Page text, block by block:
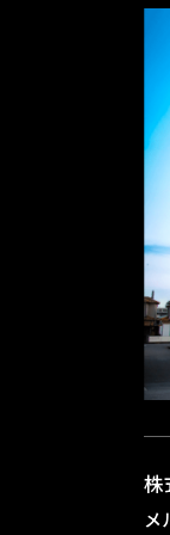
株
メ